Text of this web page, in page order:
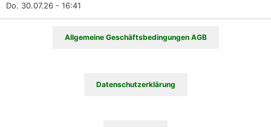
Do. 30.07.26 - 16:41
Allgemeine Geschäftsbedingungen AGB
Datenschutzerklärung